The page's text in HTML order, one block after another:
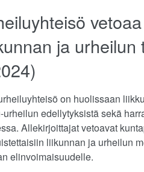
ja urheilun
on huolissaan
edellytyksistä sekä
Allekirjoittajat vetoavat
liikunnan ja urheilun
elinvoimaisuudelle.